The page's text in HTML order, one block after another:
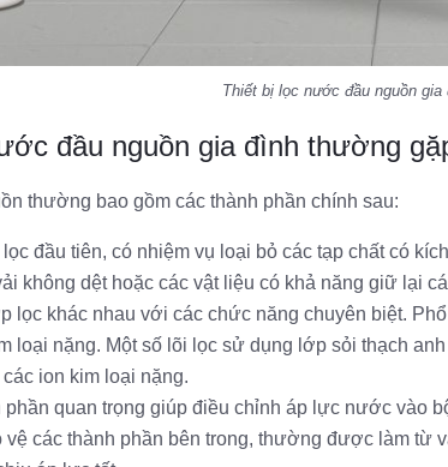
Thiết bị lọc nước đầu nguồn gia
đầu nguồn gia đình thường
thường bao gồm các thành phần chính sau:
đầu tiên, có nhiệm vụ loại bỏ các tạp chất có
không dệt hoặc các vật liệu có khả năng giữ lại
lọc khác nhau với các chức năng chuyên biệt.
loại nặng. Một số lõi lọc sử dụng lớp sỏi thạch
ion kim loại nặng.
phần quan trọng giúp điều chỉnh áp lực nước vào
vệ các thành phần bên trong, thường được làm từ